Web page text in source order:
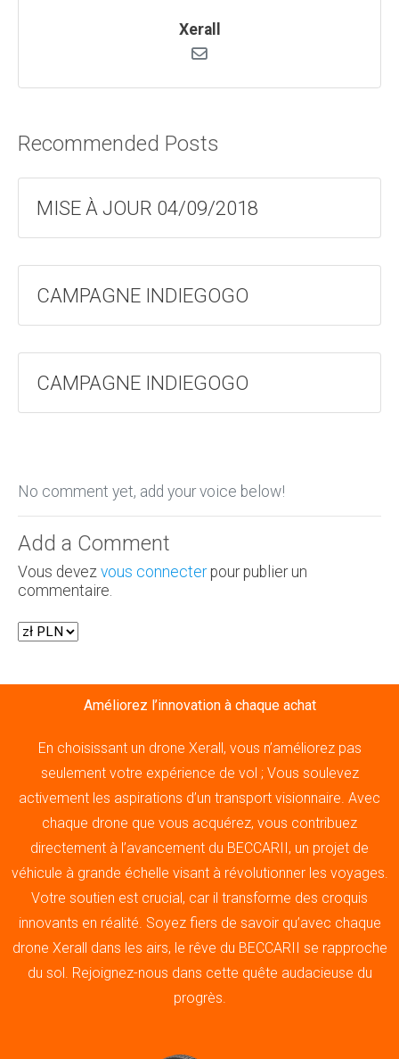
Xerall
Recommended Posts
MISE À JOUR 04/09/2018
CAMPAGNE INDIEGOGO
CAMPAGNE INDIEGOGO
No comment yet, add your voice below!
Add a Comment
Vous devez vous connecterpour publier un
commentaire.
Améliorez l’innovation à chaque achat
En choisissant un drone Xerall, vous n’améliorez pas
seulement votre expérience de vol ; Vous soulevez
activement les aspirations d’un transport visionnaire. Avec
chaque drone que vous acquérez, vous contribuez
directement à l’avancement du BECCARII, un projet de
véhicule à grande échelle visant à révolutionner les voyages.
Votre soutien est crucial, car il transforme des croquis
innovants en réalité. Soyez fiers de savoir qu’avec chaque
drone Xerall dans les airs, le rêve du BECCARII se rapproche
du sol. Rejoignez-nous dans cette quête audacieuse du
progrès.